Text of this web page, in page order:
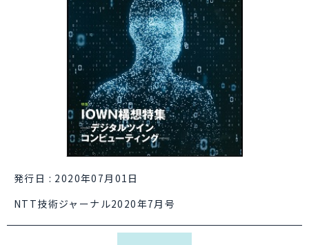
発行日 : 2020年07月01日
NTT技術ジャーナル2020年7月号